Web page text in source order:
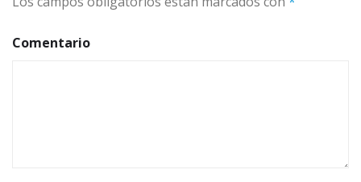
Comentario